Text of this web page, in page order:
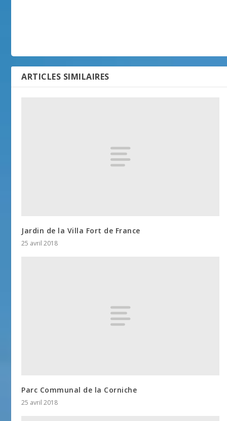
ARTICLES SIMILAIRES
Jardin de la Villa Fort de France
25 avril 2018
Parc Communal de la Corniche
25 avril 2018